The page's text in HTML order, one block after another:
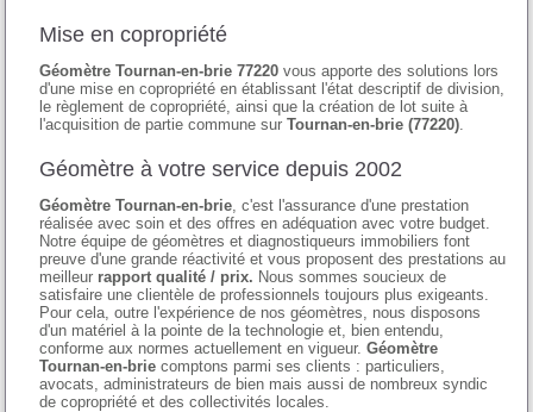
Mise en copropriété
Géomètre Tournan-en-brie 77220 vous apporte des solutions lors
d'une mise en copropriété en établissant l'état descriptif de division,
le règlement de copropriété, ainsi que la création de lot suite à
l'acquisition de partie commune surTournan-en-brie (77220)
Géomètre à votre service depuis 2002
Géomètre Tournan-en-brie , c'est l'assurance d'une prestation
réalisée avec soin et des offres en adéquation avec votre budget.
Notre équipe de géomètres et diagnostiqueurs immobiliers font
preuve d'une grande réactivité et vous proposent des prestations au
meilleur rapport qualité / prix. Nous sommes soucieux de
satisfaire une clientèle de professionnels toujours plus exigeants.
Pour cela, outre l'expérience de nos géomètres, nous disposons
d'un matériel à la pointe de la technologie et, bien entendu,
conforme aux normes actuellement en vigueur.Géomètre
Tournan-en-brie comptons parmi ses clients : particuliers,
avocats, administrateurs de bien mais aussi de nombreux syndic
de copropriété et des collectivités locales.